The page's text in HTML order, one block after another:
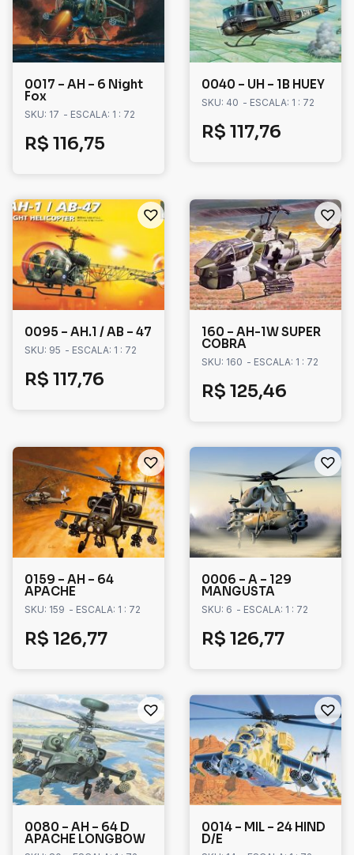
0017 – AH – 6 Night
Fox
SKU: 17 - ESCALA: 1 : 72
R$ 116,75
0040 – UH – 1B HUEY
SKU: 40 - ESCALA: 1 : 72
R$ 117,76
0095 – AH.1 / AB – 47
SKU: 95 - ESCALA: 1 : 72
R$ 117,76
160 – AH-1W SUPER
COBRA
SKU: 160 - ESCALA: 1 : 72
R$ 125,46
0159 – AH – 64
APACHE
SKU: 159 - ESCALA: 1 : 72
R$ 126,77
0006 – A – 129
MANGUSTA
SKU: 6 - ESCALA: 1 : 72
R$ 126,77
0080 – AH – 64 D
APACHE LONGBOW
0014 – MIL – 24 HIND
D/E